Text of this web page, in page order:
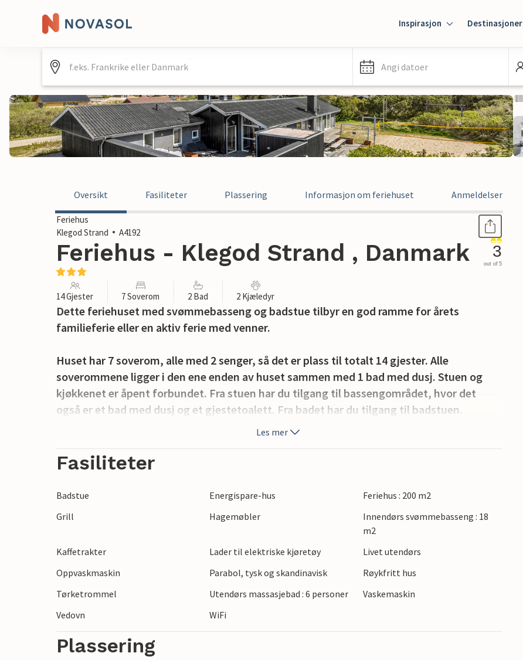
Inspirasjon Destinasjoner
Angi datoer
Oversikt Fasiliteter Plassering Informasjon om feriehuset Anmeldelser
Feriehus
Klegod Strand
A4192
Feriehus - Klegod Strand , Danmark 3
out of 5
14 Gjester 7 Soverom 2 Bad 2 Kjæledyr
Dette feriehuset med svømmebasseng og badstue tilbyr en god ramme for årets
familieferie eller en aktiv ferie med venner.
Huset har 7 soverom, alle med 2 senger, så det er plass til totalt 14 gjester. Alle
soverommene ligger i den ene enden av huset sammen med 1 bad med dusj. Stuen og
kjøkkenet er åpent forbundet. Fra stuen har du tilgang til bassengområdet, hvor det
også er et bad med dusj og et gjestetoalett. Fra badet har du tilgang til badstuen.
sandvolleyballbane ligger rett ved siden av. Slapp av i det stående boblebadet for 6
Nordsjøen ligger bare 700 meter fra huset.
Les mer
Fasiliteter
Badstue Energispare-hus
Feriehus : 200 m2
Grill
Hagemøbler
Innendørs svømmebasseng : 18
m2
Kaffetrakter
Lader til elektriske kjøretøy
Livet utendørs
Oppvaskmaskin
Parabol, tysk og skandinavisk
Røykfritt hus
Tørketrommel
Utendørs massasjebad : 6 personer
Vaskemaskin
Vedovn
WiFi
Plassering